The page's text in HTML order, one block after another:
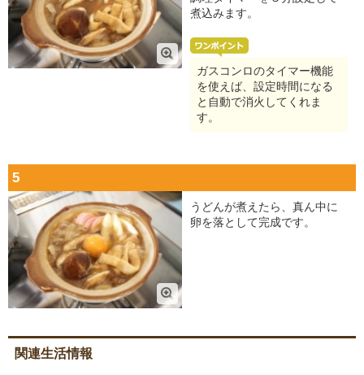
煮込みます。
ガスコンロのタイマー機能
を使えば、設定時間になる
と自動で消火してくれま
す。
5
うどんが煮えたら、真ん中に
卵を落として完成です。
関連生活情報